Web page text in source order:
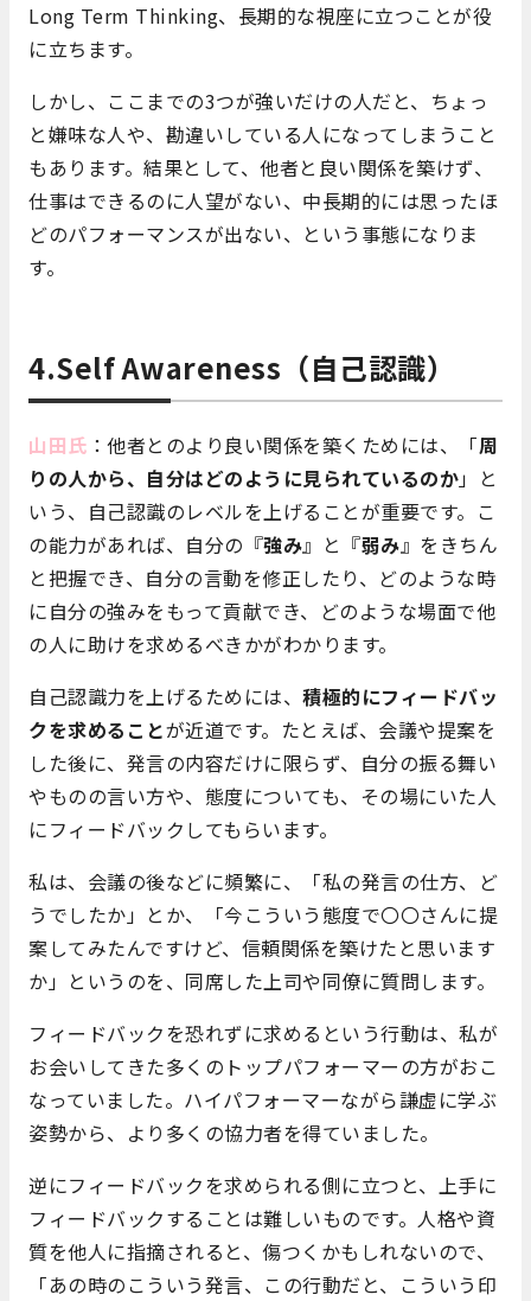
Long Term Thinking、長期的な視座に立つことが役
に立ちます。
しかし、ここまでの3つが強いだけの人だと、ちょっ
と嫌味な人や、勘違いしている人になってしまうこと
もあります。結果として、他者と良い関係を築けず、
仕事はできるのに人望がない、中長期的には思ったほ
どのパフォーマンスが出ない、という事態になりま
す。
4.Self Awareness（自己認識）
山田氏 ：他者とのより良い関係を築くためには、「周
りの人から、自分はどのように見られているのか」と
いう、自己認識のレベルを上げることが重要です。こ
の能力があれば、自分の『強み』と『弱み』をきちん
と把握でき、自分の言動を修正したり、どのような時
に自分の強みをもって貢献でき、どのような場面で他
の人に助けを求めるべきかがわかります。
自己認識力を上げるためには、 積極的にフィードバッ
クを求めることが近道です。たとえば、会議や提案を
した後に、発言の内容だけに限らず、自分の振る舞い
やものの言い方や、態度についても、その場にいた人
にフィードバックしてもらいます。
私は、会議の後などに頻繁に、「私の発言の仕方、ど
うでしたか」とか、「今こういう態度で〇〇さんに提
案してみたんですけど、信頼関係を築けたと思います
か」というのを、同席した上司や同僚に質問します。
フィードバックを恐れずに求めるという行動は、私が
お会いしてきた多くのトップパフォーマーの方がおこ
なっていました。ハイパフォーマーながら謙虚に学ぶ
姿勢から、より多くの協力者を得ていました。
逆にフィードバックを求められる側に立つと、上手に
フィードバックすることは難しいものです。人格や資
質を他人に指摘されると、傷つくかもしれないので、
「あの時のこういう発言、この行動だと、こういう印